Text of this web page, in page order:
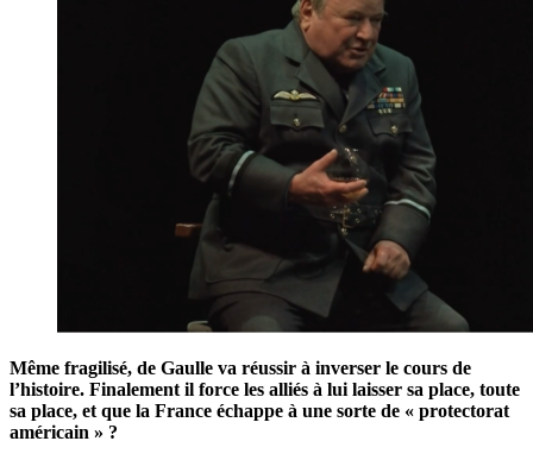
Même fragilisé, de Gaulle va réussir à inverser le cours de
l’histoire. Finalement il force les alliés à lui laisser sa place, toute
sa place, et que la France échappe à une sorte de « protectorat
américain » ?